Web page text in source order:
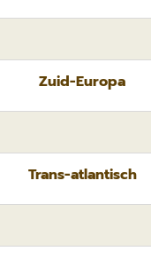
Zuid-Europa
Trans-atlantisch